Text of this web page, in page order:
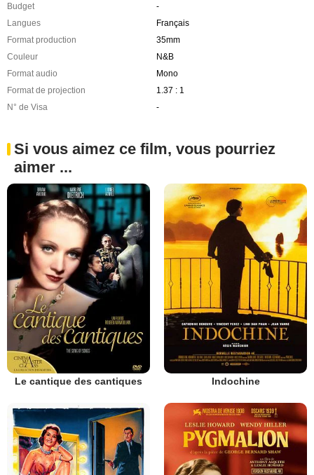
Budget
-
Langues
Français
Format production
35mm
Couleur
N&B
Format audio
Mono
Format de projection
1.37 : 1
N° de Visa
-
Si vous aimez ce film, vous pourriez
aimer ...
Le cantique des cantiques Indochine